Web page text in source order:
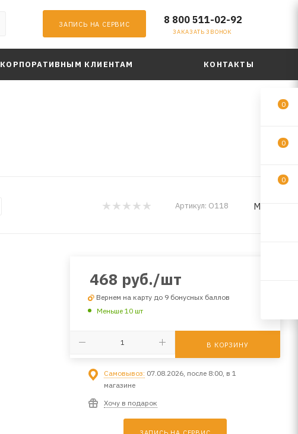
ЗАПИСЬ НА СЕРВИС 8 800 511-02-92
ЗАКАЗАТЬ ЗВОНОК
КОРПОРАТИВНЫМ КЛИЕНТАМ КОНТАКТЫ
Артикул: O118 MadFil
468 руб./шт
Вернем на карту до 9 бонусных баллов
Меньше 10 шт
В КОРЗИНУ
Самовывоз: 07.08.2026, после 8:00, в 1
магазине
Хочу в подарок
0
0
0